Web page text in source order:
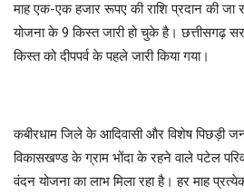
माह एक-एक हजार रूपए की राशि प्रदान की जा
योजना के 9 किस्त जारी हो चुके है। छत्तीसगढ़
किस्त को दीपपर्व के पहले जारी किया गया।
कबीरधाम जिले के आदिवासी और विशेष पिछड़ी
विकासखण्ड के ग्राम भोंदा के रहने वाले पटेल
वंदन योजना का लाभ मिला रहा है। हर माह